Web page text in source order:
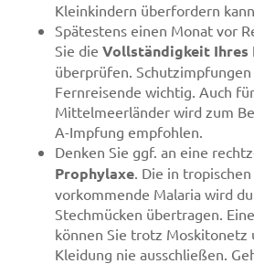
Kleinkindern überfordern
Spätestens einen Monat vor
Sie die Vollständigkeit Ihres
überprüfen.
Fernreisende wichtig. Auch
Mittelmeerländer wird zum
A-Impfung empfohlen.
Denken Sie ggf. an eine
Prophylaxe. Die in
vorkommende Malaria wird
Stechmücken übertragen.
können Sie trotz Moskitonetz
Kleidung nie ausschließen.